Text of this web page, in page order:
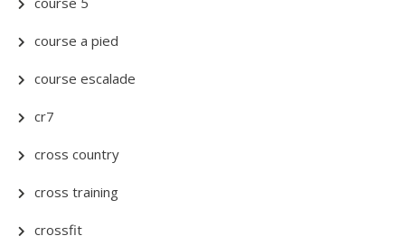
course a pied
course escalade
cr7
cross country
cross training
crossfit